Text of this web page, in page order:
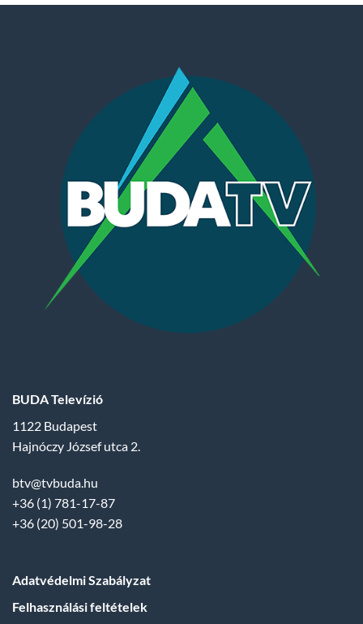
BUDA Televízió
1122 Budapest
Hajnóczy József utca 2.
btv@tvbuda.hu
+36 (1) 781-17-87
+36 (20) 501-98-28
Adatvédelmi Szabályzat
Felhasználási feltételek